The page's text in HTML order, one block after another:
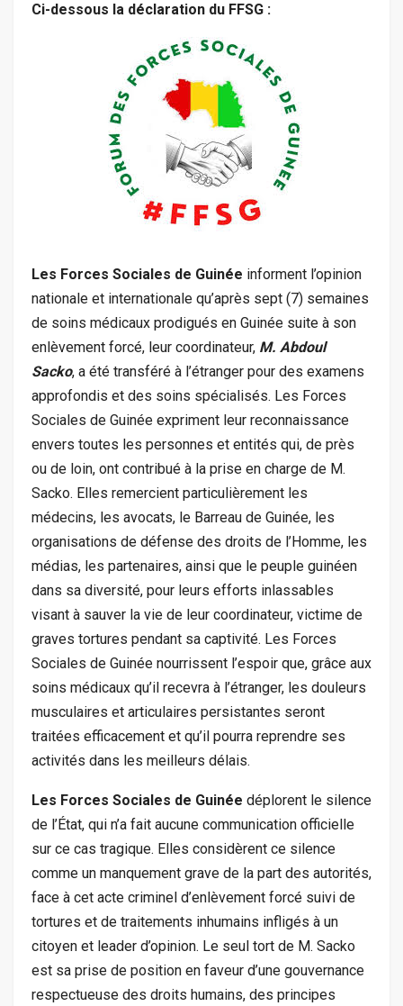
Ci-dessous la déclaration du FFSG :
Les Forces Sociales de Guinée informent l’opinion
nationale et internationale qu’après sept (7) semaines
de soins médicaux prodigués en Guinée suite à son
enlèvement forcé, leur coordinateur, M. Abdoul
Sacko, a été transféré à l’étranger pour des examens
approfondis et des soins spécialisés. Les Forces
Sociales de Guinée expriment leur reconnaissance
envers toutes les personnes et entités qui, de près
ou de loin, ont contribué à la prise en charge de M.
Sacko. Elles remercient particulièrement les
médecins, les avocats, le Barreau de Guinée, les
organisations de défense des droits de l’Homme, les
médias, les partenaires, ainsi que le peuple guinéen
dans sa diversité, pour leurs efforts inlassables
visant à sauver la vie de leur coordinateur, victime de
graves tortures pendant sa captivité. Les Forces
Sociales de Guinée nourrissent l’espoir que, grâce aux
soins médicaux qu’il recevra à l’étranger, les douleurs
musculaires et articulaires persistantes seront
traitées efficacement et qu’il pourra reprendre ses
activités dans les meilleurs délais.
Les Forces Sociales de Guinée déplorent le silence
de l’État, qui n’a fait aucune communication officielle
sur ce cas tragique. Elles considèrent ce silence
comme un manquement grave de la part des autorités,
face à cet acte criminel d’enlèvement forcé suivi de
tortures et de traitements inhumains infligés à un
citoyen et leader d’opinion. Le seul tort de M. Sacko
est sa prise de position en faveur d’une gouvernance
respectueuse des droits humains, des principes